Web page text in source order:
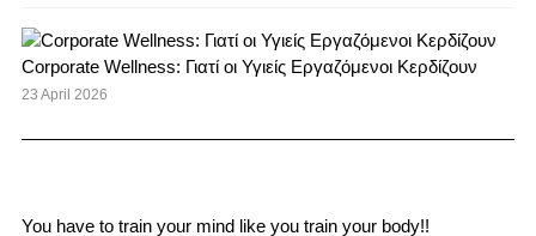
Corporate Wellness: Γιατί οι Υγιείς Εργαζόμενοι Κερδίζουν
23 April 2026
You have to train your mind like you train your body!!